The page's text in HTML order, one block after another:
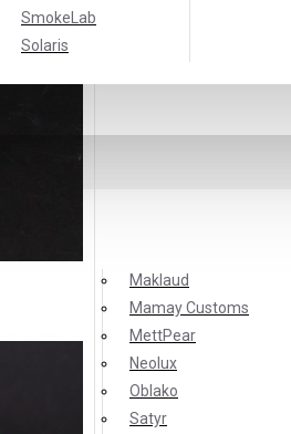
SmokeLab
Solaris
Maklaud
Mamay Customs
MettPear
Neolux
Oblako
Satyr